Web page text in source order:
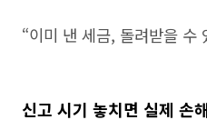
“이미 낸 세금, 돌려받을 수
신고 시기 놓치면 실제 손